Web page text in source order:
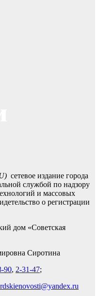
сетевое издание города
службой по надзору
и массовых
о регистрации
дом «Советская
Сиротина
90, 2-31-47;